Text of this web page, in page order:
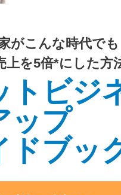
がこんな時代でも
上を5倍*にした方
トビジ
ップ
ドブッ